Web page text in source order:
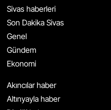
Sivas haberleri
Son Dakika Sivas
Genel
Gündem
Ekonomi
Akıncılar haber
Altınyayla haber